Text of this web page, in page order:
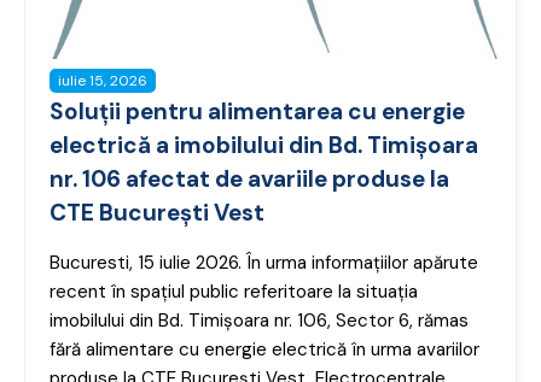
iulie 15, 2026
Soluții pentru alimentarea cu energie
electrică a imobilului din Bd. Timișoara
nr. 106 afectat de avariile produse la
CTE București Vest
Bucuresti, 15 iulie 2026. În urma informațiilor apărute
recent în spațiul public referitoare la situația
imobilului din Bd. Timișoara nr. 106, Sector 6, rămas
fără alimentare cu energie electrică în urma avariilor